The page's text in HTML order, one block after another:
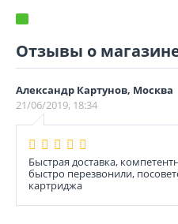
Отзывы о
Александр Картунов, Москва
21/06/2019, 18:34
Быстрая доставка,
быстро перезвонили,
картриджа